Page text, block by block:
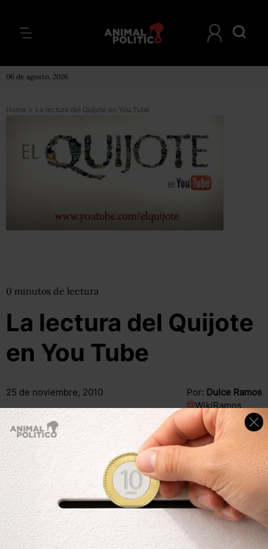
06 de agosto, 2026
Home > La lectura del Quijote en You Tube
0 minutos de lectura
La lectura del Quijote
en You Tube
25 de noviembre, 2010 Por: Dulce Ramos
@WikiRamos
Compartir Leer después
Compartir Leer después